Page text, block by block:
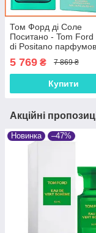
Том Форд ді Соле
Поситано - Tom Ford
di Positano
5 769 ₴ 7 869 ₴
Купити
Акційні
Новинка –47%